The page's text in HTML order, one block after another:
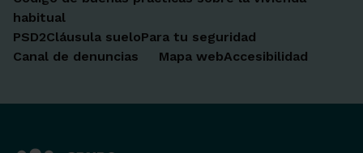
habitual
PSD2Cláusula sueloPara tu seguridad
Canal de denuncias
Mapa webAccesibilidad